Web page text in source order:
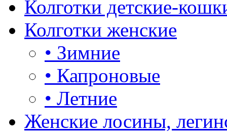
Колготки детские-
Колготки женские
• Зимние
• Капроновые
• Летние
Женские лосины,